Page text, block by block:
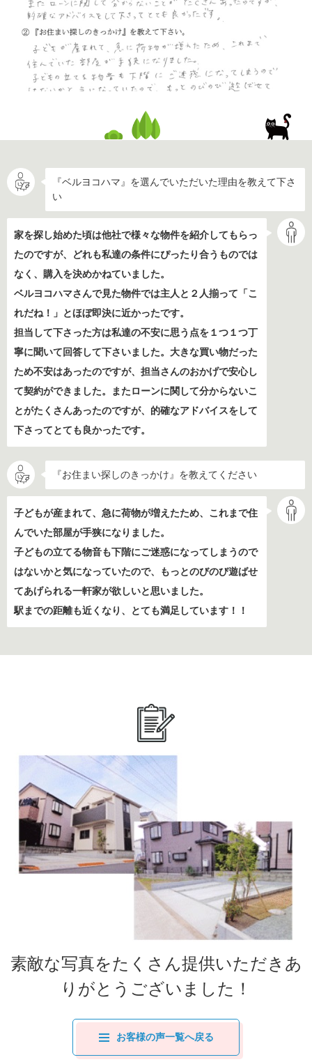
『ベルヨコハマ』を選んでいただいた理由を教えて下さ
い
家を探し始めた頃は他社で様々な物件を紹介してもらっ
たのですが、どれも私達の条件にぴったり合うものでは
なく、購入を決めかねていました。
ベルヨコハマさんで見た物件では主人と２人揃って「こ
れだね！」とほぼ即決に近かったです。
担当して下さった方は私達の不安に思う点を１つ１つ丁
寧に聞いて回答して下さいました。大きな買い物だった
ため不安はあったのですが、担当さんのおかげで安心し
て契約ができました。またローンに関して分からないこ
とがたくさんあったのですが、的確なアドバイスをして
下さってとても良かったです。
『お住まい探しのきっかけ』を教えてください
子どもが産まれて、急に荷物が増えたため、これまで住
んでいた部屋が手狭になりました。
子どもの立てる物音も下階にご迷惑になってしまうので
はないかと気になっていたので、もっとのびのび遊ばせ
てあげられる一軒家が欲しいと思いました。
駅までの距離も近くなり、とても満足しています！！
素敵な写真をたくさん提供いただきあ
りがとうございました！
お客様の声一覧へ戻る